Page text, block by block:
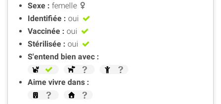
Sexe : femelle
Identifiée : oui
Vaccinée : oui
Stérilisée : oui
S'entend bien avec :
Aime vivre dans :